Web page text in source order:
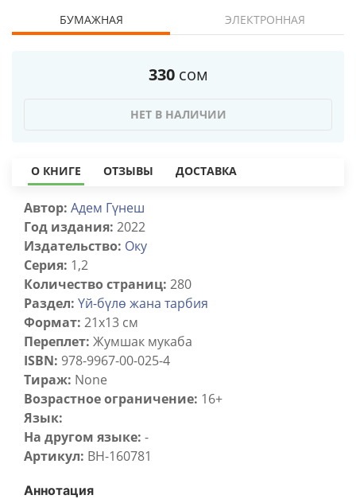
БУМАЖНАЯ ЭЛЕКТРОННАЯ
330 сом
НЕТ В НАЛИЧИИ
О КНИГЕ ОТЗЫВЫ ДОСТАВКА
Автор: Адем Гүнеш
Год издания: 2022
Издательство: Оку
Серия: 1,2
Количество страниц: 280
Раздел: Үй-бүлө жана тарбия
Формат: 21x13 см
Переплет: Жумшак мукаба
ISBN: 978-9967-00-025-4
Тираж: None
Возрастное ограничение: 16+
Язык:
На другом языке: -
Артикул: BH-160781
Аннотация